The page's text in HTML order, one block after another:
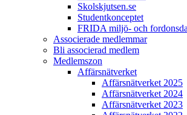
Skolskjutsen.se
Studentkonceptet
FRIDA miljö- och
Associerade medlemmar
Bli associerad medlem
Medlemszon
Affärs­nätverket
Affärs­nätverket 2025
Affärs­nätverket 2024
Affärs­nätverket 2023